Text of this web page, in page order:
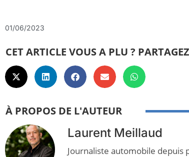
01/06/2023
CET ARTICLE VOUS A PLU ?
À PROPOS DE L'AUTEUR
Laurent Meillaud
Journaliste automobile depuis